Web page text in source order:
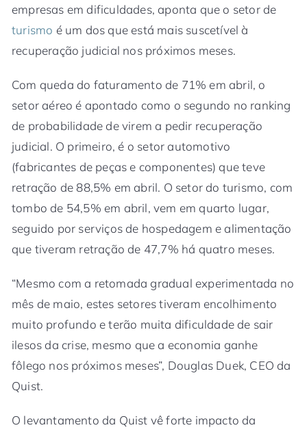
empresas em dificuldades, aponta que o setor de
turismo é um dos que está mais suscetível à
recuperação judicial nos próximos meses.
Com queda do faturamento de 71% em abril, o
setor aéreo é apontado como o segundo no ranking
de probabilidade de virem a pedir recuperação
judicial. O primeiro, é o setor automotivo
(fabricantes de peças e componentes) que teve
retração de 88,5% em abril. O setor do turismo, com
tombo de 54,5% em abril, vem em quarto lugar,
seguido por serviços de hospedagem e alimentação
que tiveram retração de 47,7% há quatro meses.
“Mesmo com a retomada gradual experimentada no
mês de maio, estes setores tiveram encolhimento
muito profundo e terão muita dificuldade de sair
ilesos da crise, mesmo que a economia ganhe
fôlego nos próximos meses”, Douglas Duek, CEO da
Quist.
O levantamento da Quist vê forte impacto da